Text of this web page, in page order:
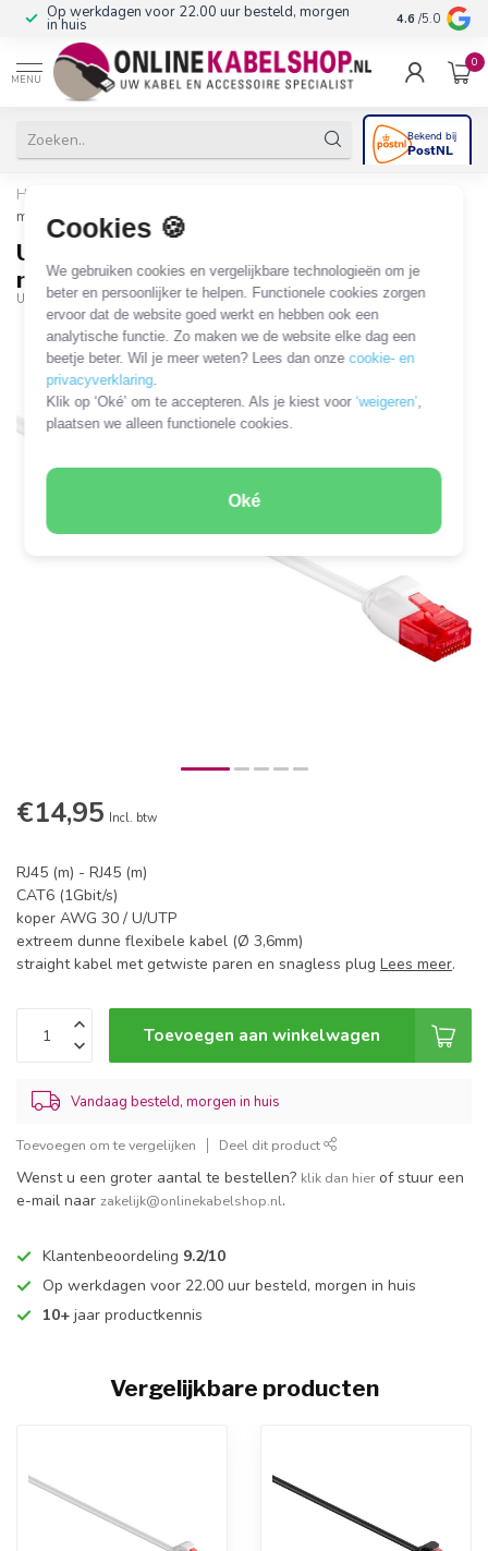
Cookies 🍪
We gebruiken cookies en vergelijkbare technologieën om je
beter en persoonlijker te helpen. Functionele cookies zorgen
ervoor dat de website goed werkt en hebben ook een
analytische functie. Zo maken we de website elke dag een
beetje beter. Wil je meer weten? Lees dan onzecookie- en
privacyverklaring.
Klik op ‘Oké’ om te accepteren. Als je kiest voor ‘weigeren’,
plaatsen we alleen functionele cookies.
Oké
Op werkdagen voor 22.00 uur besteld, morgen
in huis 10+jaar
4.6 /5.0
MENU
0
Home
meter
U/UTP CAT6 Gigabit slimline
netwerkkabel / wit - 20 meter
UTPS-C6-W20
€14,95 Incl. btw
RJ45 (m) - RJ45 (m)
CAT6 (1Gbit/s)
koper AWG 30 / U/UTP
extreem dunne flexibele kabel (Ø 3,6mm)
straight kabel met getwiste paren en snagless plug Lees meer.
Toevoegen aan winkelwagen
Vandaag besteld, morgen in huis
Toevoegen om te vergelijken Deel dit product
Wenst u een groter aantal te bestellen? klik dan hierof stuur een
e-mail naar zakelijk@onlinekabelshop.nl.
Klantenbeoordeling 9.2/10
Op werkdagen voor 22.00 uur besteld, morgen in huis
10+ jaar productkennis
Vergelijkbare producten